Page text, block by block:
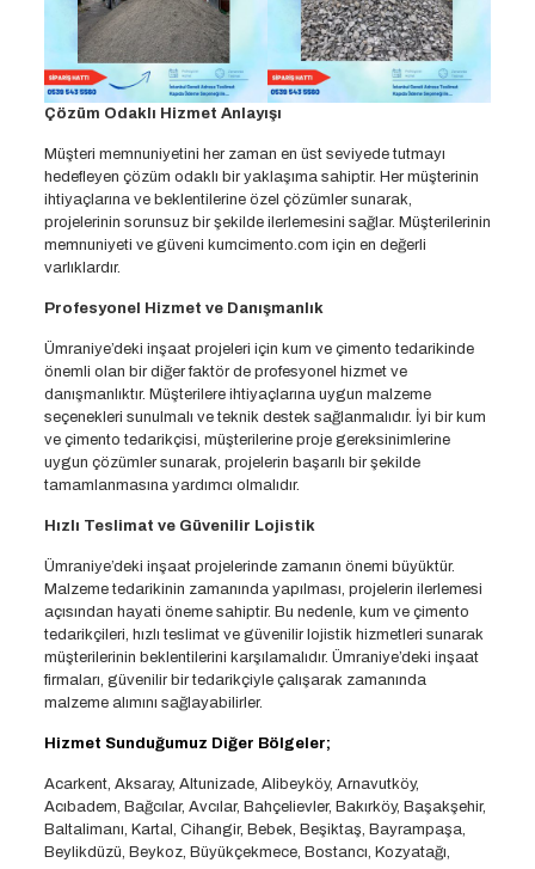
Çözüm Odaklı Hizmet Anlayışı
Müşteri memnuniyetini her zaman en üst seviyede tutmayı
hedefleyen çözüm odaklı bir yaklaşıma sahiptir. Her müşterinin
ihtiyaçlarına ve beklentilerine özel çözümler sunarak,
projelerinin sorunsuz bir şekilde ilerlemesini sağlar. Müşterilerinin
memnuniyeti ve güveni kumcimento.com için en değerli
varlıklardır.
Profesyonel Hizmet ve Danışmanlık
Ümraniye’deki inşaat projeleri için kum ve çimento tedarikinde
önemli olan bir diğer faktör de profesyonel hizmet ve
danışmanlıktır. Müşterilere ihtiyaçlarına uygun malzeme
seçenekleri sunulmalı ve teknik destek sağlanmalıdır. İyi bir kum
ve çimento tedarikçisi, müşterilerine proje gereksinimlerine
uygun çözümler sunarak, projelerin başarılı bir şekilde
tamamlanmasına yardımcı olmalıdır.
Hızlı Teslimat ve Güvenilir Lojistik
Ümraniye’deki inşaat projelerinde zamanın önemi büyüktür.
Malzeme tedarikinin zamanında yapılması, projelerin ilerlemesi
açısından hayati öneme sahiptir. Bu nedenle, kum ve çimento
tedarikçileri, hızlı teslimat ve güvenilir lojistik hizmetleri sunarak
müşterilerinin beklentilerini karşılamalıdır. Ümraniye’deki inşaat
firmaları, güvenilir bir tedarikçiyle çalışarak zamanında
malzeme alımını sağlayabilirler.
Hizmet Sunduğumuz Diğer Bölgeler;
Acarkent, Aksaray, Altunizade, Alibeyköy, Arnavutköy,
Acıbadem, Bağcılar, Avcılar, Bahçelievler, Bakırköy, Başakşehir,
Baltalimanı, Kartal, Cihangir, Bebek, Beşiktaş, Bayrampaşa,
Beylikdüzü, Beykoz, Büyükçekmece, Bostancı, Kozyatağı,